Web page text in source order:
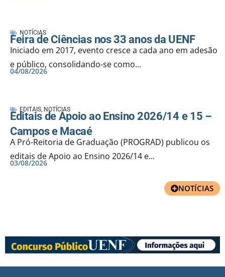
NOTÍCIAS
Feira de Ciências nos 33 anos da UENF
Iniciado em 2017, evento cresce a cada ano em adesão
e público, consolidando-se como...
04/08/2026
EDITAIS, NOTÍCIAS
Editais de Apoio ao Ensino 2026/14 e 15 –
Campos e Macaé
A Pró-Reitoria de Graduação (PROGRAD) publicou os
editais de Apoio ao Ensino 2026/14 e...
03/08/2026
NOTÍCIAS